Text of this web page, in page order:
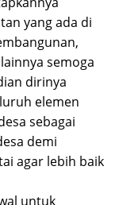
yang ada di
semoga
dirinya
elemen
sebagai
demi
agar lebih baik
untuk